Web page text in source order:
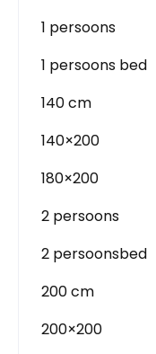
1 persoons
1 persoons bed
140 cm
140×200
180×200
2 persoons
2 persoonsbed
200 cm
200×200